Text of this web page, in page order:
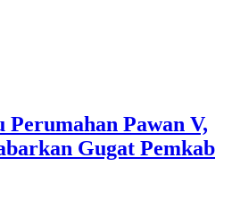
Pawan V,
Gugat Pemkab